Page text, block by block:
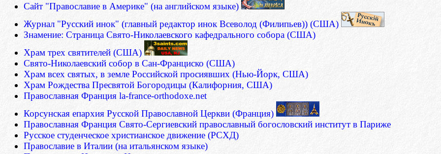
Сайт "Православие в Америке" (на английском языке)
Журнал "Русский инок" (главный редактор инок Всеволод (Филипьев)) (США)
Знамение: Страница Свято-Николаевского кафедрального собора (США)
Храм трех святителей (США)
Свято-Николаевский собор в Сан-Франциско (США)
Храм всех святых, в земле Российской просиявших (Нью-Йорк, США)
Храм Рождества Пресвятой Богородицы (Калифорния, США)
Православная Франция la-france-orthodoxe.net
Корсунская епархия Русской Православной Церкви (Франция)
Православная Франция Свято-Сергиевский православный богословский институт в Париже
Русское студенческое христианское движение (РСХД)
Православие в Италии (на итальянском языке)